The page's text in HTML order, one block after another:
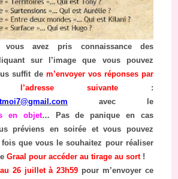
vous avez pris connaissance des
sur l’image que vous pouvez
suffit de m’envoyer vos réponses par
suivante
:
avec le
en objet… Pas de panique en cas
préviens en soirée et vous pouvez
que vous le souhaitez pour réaliser
Graal pour accéder au tirage au sort!
26 juillet à 23h59 pour m’envoyer ce